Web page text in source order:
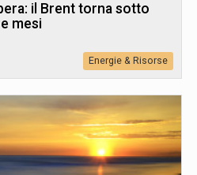
il Brent torna sotto
mesi
Energie & Risorse